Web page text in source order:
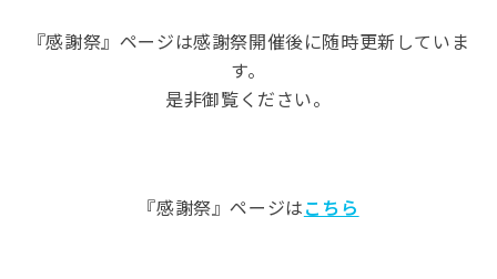
『感謝祭』ページは感謝祭開催後に随時更新していま
す。
是非御覧ください。
『感謝祭』ページはこちら